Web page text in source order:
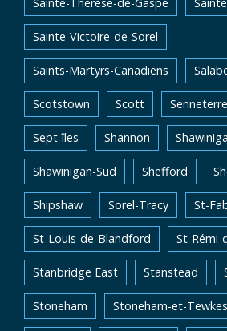
Sainte-Victoire-de-Sorel
Saints-Martyrs-Canadiens
Scotstown Scott Senneterre
Sept-îles Shannon
Shawinigan-Sud Shefford
Shipshaw Sorel-Tracy St-
St-Louis-de-Blandford St-Rémi-
Stanbridge East Stanstead
Stoneham Stoneham-et-